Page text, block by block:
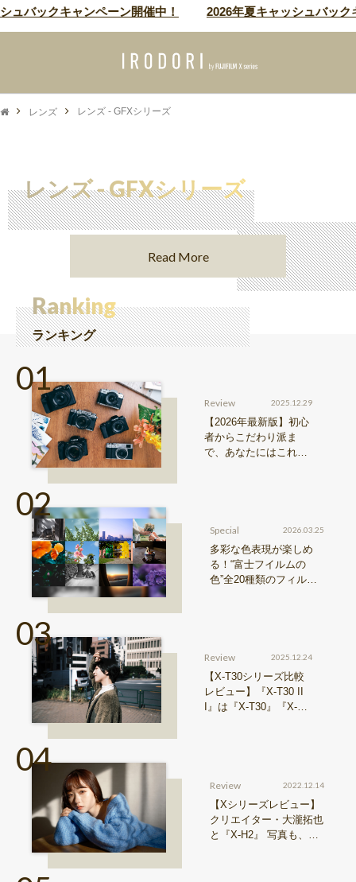
ュバックキャンペーン開催中！ 2026年夏キャッシュバック
レンズ レンズ - GFXシリーズ
レンズ - GFXシリーズ
Read More
Ranking
ランキング
Review 2025.12.29
【2026年最新版】初心
者からこだわり派ま
で、あなたにはこれが
Special 2026.03.25
多彩な色表現が楽しめ
る！“富士フイルムの
色”全20種類のフィルム
Review 2025.12.24
【X-T30シリーズ比較
レビュー】『X-T30 II
I』は『X-T30』『X-T3
Review 2022.12.14
【Xシリーズレビュー】
クリエイター・大瀧拓也
と『X-H2』 写真も、動